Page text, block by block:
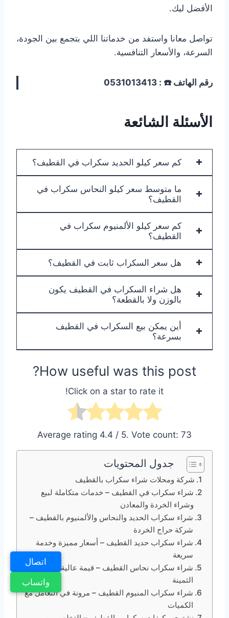
الأفضل ليك.
تواصل معانا واستفد من خدماتنا اللي بتجمع بين الجودة،
السرعة، والأسعار التنافسية.
رقم الهاتف ☎️ : 0531013413
الأسئلة الشائعة
كم سعر كيلو الحديد سكراب في القطيف؟
ما متوسط سعر كيلو النحاس سكراب في
القطيف؟
كم سعر كيلو الألمنيوم سكراب في
القطيف؟
هل سعر السكراب ثابت في القطيف؟
هل شراء السكراب في القطيف يكون
بالوزن ولا بالقطعة؟
أين يمكن بيع السكراب في القطيف
بسرعة؟
How useful was this post?
Click on a star to rate it!
Average rating 4.4 / 5. Vote count: 73
جدول المحتويات
شركة ومحلات شراء سكراب بالقطيف
شراء سكراب في القطيف – خدمات متكاملة لبيع
وشراء الخردة والمعادن
شراء سكراب الحديد والنحاس والألمنيوم بالقطيف –
شركة حراج الخردة
شراء سكراب حديد القطيف – أسعار مميزة وخدمة
سريعة
شراء سكراب نحاس القطيف – قيمة عالية للمعادن
الثمينة
شراء سكراب المنيوم القطيف – مرونة في التعامل مع
الكميات
اتصال
واتساب